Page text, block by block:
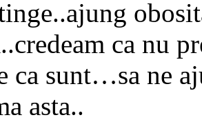
ca nu
ca sunt…sa ne
asta..